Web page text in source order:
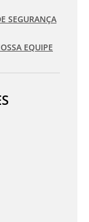
SEGURANÇA
EQUIPE